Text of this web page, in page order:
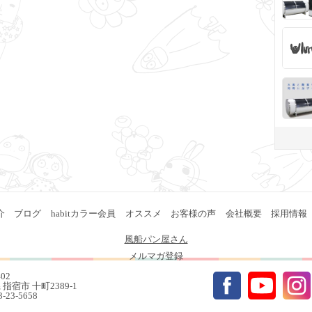
ブログ habitカラー会員 オススメ お客様の声 会社概要 採用情報
メルマガ登録
風船パン屋さん
宿市 十町2389-1
23-5658